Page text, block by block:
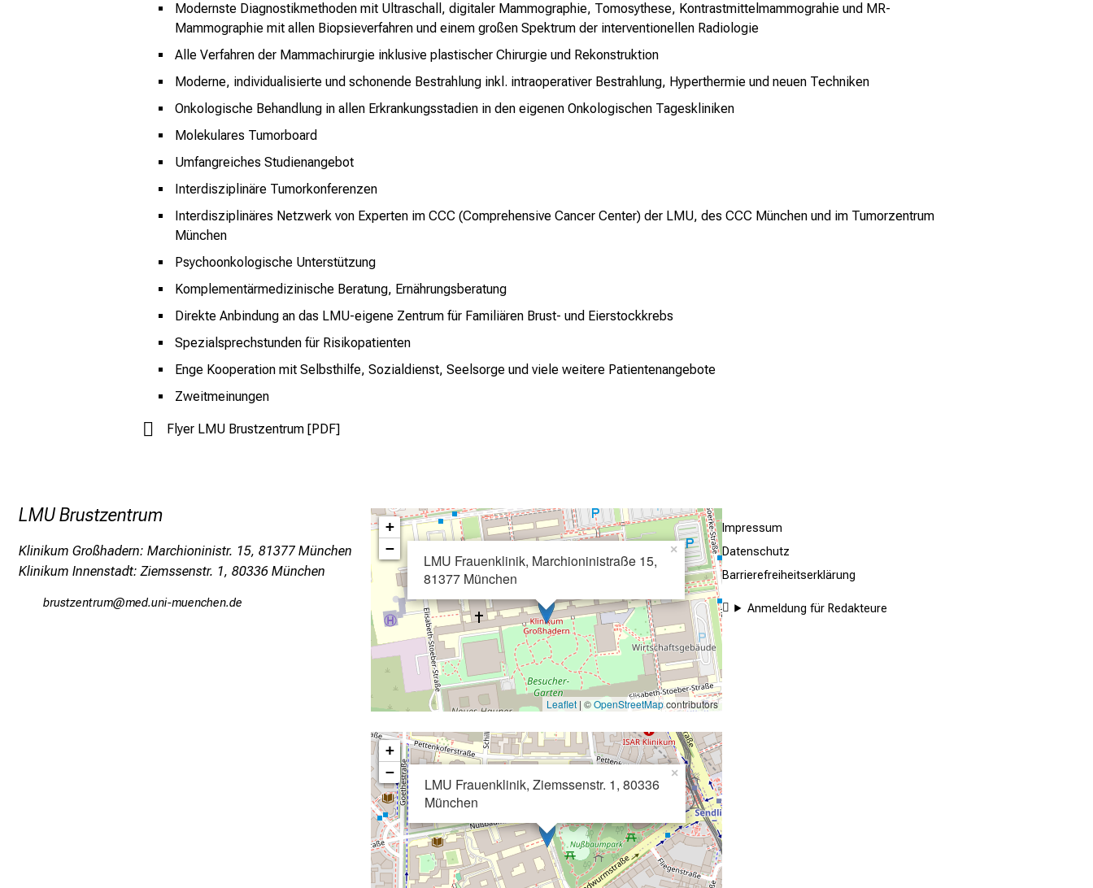
Modernste Diagnostikmethoden mit Ultraschall, digitaler Mammographie, Tomosythese, Kontrastmittelmammograhie und MR-
Mammographie mit allen Biopsieverfahren und einem großen Spektrum der interventionellen Radiologie
Alle Verfahren der Mammachirurgie inklusive plastischer Chirurgie und Rekonstruktion
Moderne, individualisierte und schonende Bestrahlung inkl. intraoperativer Bestrahlung, Hyperthermie und neuen Techniken
Onkologische Behandlung in allen Erkrankungsstadien in den eigenen Onkologischen Tageskliniken
Molekulares Tumorboard
Umfangreiches Studienangebot
Interdisziplinäre Tumorkonferenzen
Interdisziplinäres Netzwerk von Experten im CCC (Comprehensive Cancer Center) der LMU, des CCC München und im Tumorzentrum
München
Psychoonkologische Unterstützung
Komplementärmedizinische Beratung, Ernährungsberatung
Direkte Anbindung an das LMU-eigene Zentrum für Familiären Brust- und Eierstockkrebs
Spezialsprechstunden für Risikopatienten
Enge Kooperation mit Selbsthilfe, Sozialdienst, Seelsorge und viele weitere Patientenangebote
Zweitmeinungen
Flyer LMU Brustzentrum [PDF]
LMU Brustzentrum
Klinikum Großhadern: Marchioninistr. 15, 81377 München
Klinikum Innenstadt: Ziemssenstr. 1, 80336 München
jpfcbßiubpfv vim-f:u,lGvfiuyziuemi
LMU Frauenklinik, Marchioninistraße 15,
81377 München
×
+
−
Leaflet | ©OpenStreetMapcontributors
LMU Frauenklinik, Ziemssenstr. 1, 80336
München
×
+
−
Impressum
Datenschutz
Barrierefreiheitserklärung
Anmeldung für Redakteure